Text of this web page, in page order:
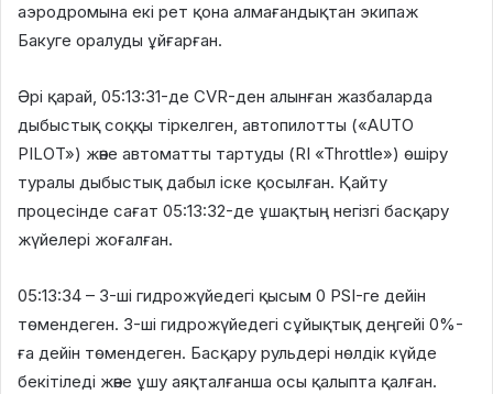
аэродромына екі рет қона алмағандықтан экипаж
Бакуге оралуды ұйғарған.
Әрі қарай, 05:13:31-де CVR-ден алынған жазбаларда
дыбыстық соққы тіркелген, автопилотты («AUTO
PILOT») және автоматты тартуды (RI «Throttle») өшіру
туралы дыбыстық дабыл іске қосылған. Қайту
процесінде сағат 05:13:32-де ұшақтың негізгі басқару
жүйелері жоғалған.
05:13:34 – 3-ші гидрожүйедегі қысым 0 PSI-ге дейін
төмендеген. 3-ші гидрожүйедегі сұйықтық деңгейі 0%-
ға дейін төмендеген. Басқару рульдері нөлдік күйде
бекітіледі және ұшу аяқталғанша осы қалыпта қалған.